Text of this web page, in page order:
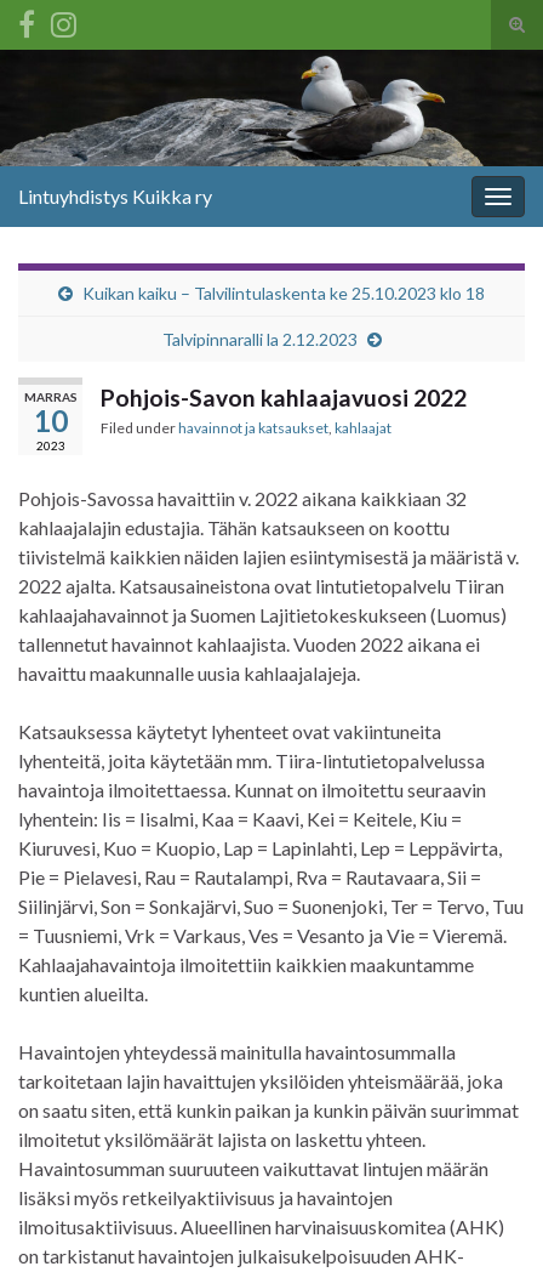
Lintuyhdistys Kuikka ry
Kuikan kaiku – Talvilintulaskenta ke 25.10.2023 klo 18
Talvipinnaralli la 2.12.2023
MARRAS
10
2023
Pohjois-Savon kahlaajavuosi 2022
Filed underhavainnot ja katsaukset kahlaajat
Pohjois-Savossa havaittiin v. 2022 aikana kaikkiaan 32
kahlaajalajin edustajia. Tähän katsaukseen on koottu
tiivistelmä kaikkien näiden lajien esiintymisestä ja määristä v.
2022 ajalta. Katsausaineistona ovat lintutietopalvelu Tiiran
kahlaajahavainnot ja Suomen Lajitietokeskukseen (Luomus)
tallennetut havainnot kahlaajista. Vuoden 2022 aikana ei
havaittu maakunnalle uusia kahlaajalajeja.
Katsauksessa käytetyt lyhenteet ovat vakiintuneita
lyhenteitä, joita käytetään mm. Tiira-lintutietopalvelussa
havaintoja ilmoitettaessa. Kunnat on ilmoitettu seuraavin
lyhentein: Iis = Iisalmi, Kaa = Kaavi, Kei = Keitele, Kiu =
Kiuruvesi, Kuo = Kuopio, Lap = Lapinlahti, Lep = Leppävirta,
Pie = Pielavesi, Rau = Rautalampi, Rva = Rautavaara, Sii =
Siilinjärvi, Son = Sonkajärvi, Suo = Suonenjoki, Ter = Tervo, Tuu
= Tuusniemi, Vrk = Varkaus, Ves = Vesanto ja Vie = Vieremä.
Kahlaajahavaintoja ilmoitettiin kaikkien maakuntamme
kuntien alueilta.
Havaintojen yhteydessä mainitulla havaintosummalla
tarkoitetaan lajin havaittujen yksilöiden yhteismäärää, joka
on saatu siten, että kunkin paikan ja kunkin päivän suurimmat
ilmoitetut yksilömäärät lajista on laskettu yhteen.
Havaintosumman suuruuteen vaikuttavat lintujen määrän
lisäksi myös retkeilyaktiivisuus ja havaintojen
ilmoitusaktiivisuus. Alueellinen harvinaisuuskomitea (AHK)
on tarkistanut havaintojen julkaisukelpoisuuden AHK-